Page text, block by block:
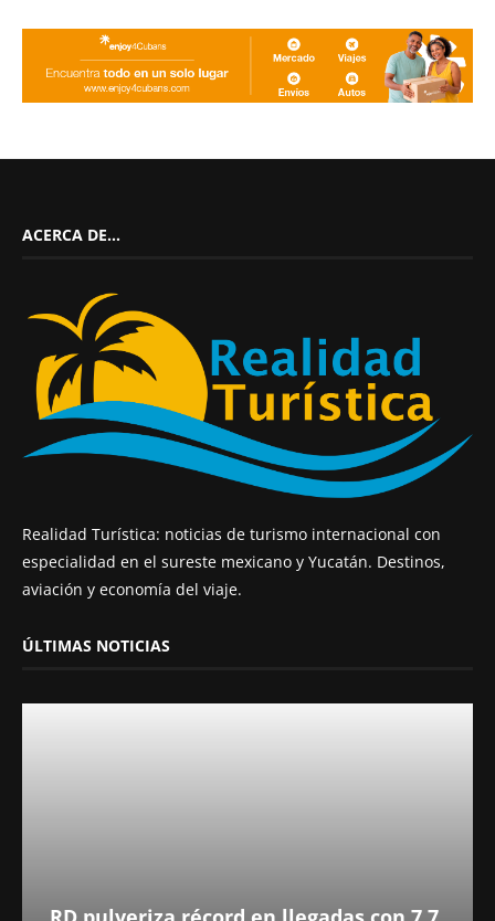
ACERCA DE…
Realidad Turística: noticias de turismo internacional con
especialidad en el sureste mexicano y Yucatán. Destinos,
aviación y economía del viaje.
ÚLTIMAS NOTICIAS